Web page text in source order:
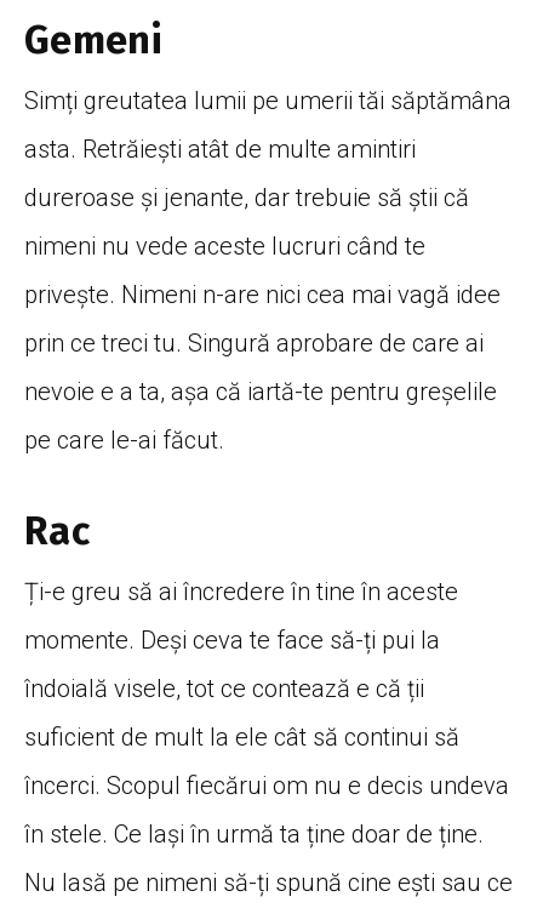
Gemeni
Simți greutatea lumii pe umerii tăi săptămâna
asta. Retrăiești atât de multe amintiri
dureroase și jenante, dar trebuie să știi că
nimeni nu vede aceste lucruri când te
privește. Nimeni n-are nici cea mai vagă idee
prin ce treci tu. Singură aprobare de care ai
nevoie e a ta, așa că iartă-te pentru greșelile
pe care le-ai făcut.
Rac
Ți-e greu să ai încredere în tine în aceste
momente. Deși ceva te face să-ți pui la
îndoială visele, tot ce contează e că ții
suficient de mult la ele cât să continui să
încerci. Scopul fiecărui om nu e decis undeva
în stele. Ce lași în urmă ta ține doar de ține.
Nu lasă pe nimeni să-ți spună cine ești sau ce